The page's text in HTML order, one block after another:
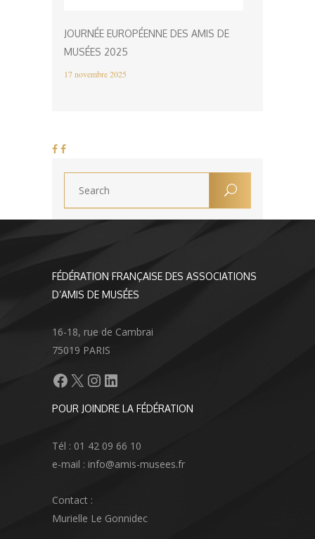
JOURNÉE EUROPÉENNE DES AMIS DE
MUSÉES 2025
17 novembre 2025
FÉDÉRATION FRANÇAISE DES ASSOCIATIONS
D’AMIS DE MUSÉES
16-18, rue de Cambrai
75019 PARIS
Facebook
X Instagram
LinkedIn
POUR JOINDRE LA FÉDÉRATION
Tél : 01 42 09 66 10
e-mail : info@amis-musees.fr
Contact :
Murielle Le Gonnidec